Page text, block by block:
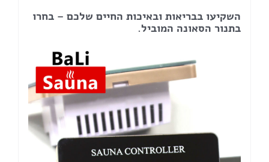
השקיעו בבריאות ובאיכות החיים שלכם – בחרו
בתנור הסאונה המוביל.